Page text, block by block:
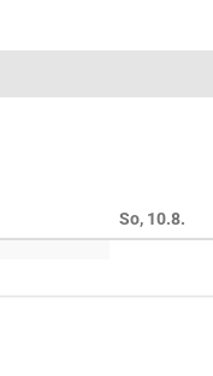
So, 10.8.